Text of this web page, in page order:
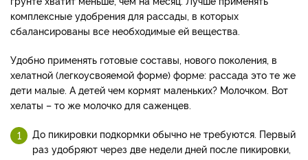
комплексные удобрения для рассады, в которых
сбалансированы все необходимые ей вещества.
Удобно применять готовые составы, нового поколения, в
хелатной (легкоусвояемой форме) форме: рассада это те же
дети малые. А детей чем кормят маленьких? Молочком. Вот
хелаты – то же молочко для саженцев.
До пикировки подкормки обычно не требуются. Первый
раз удобряют через две недели дней после пикировки,